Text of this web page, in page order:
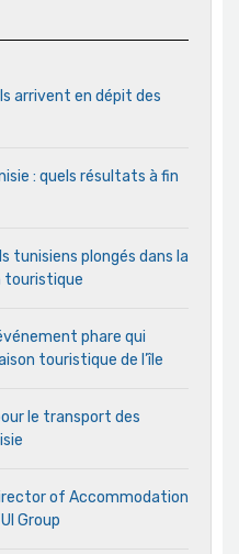
arrivent en dépit des
: quels résultats à fin
tunisiens plongés dans la
touristique
phare qui
touristique de l’île
le transport des
of Accommodation
Group